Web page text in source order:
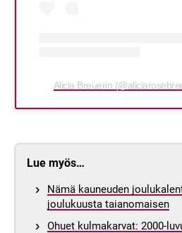
Alicia Breuerin
Lue myös…
Nämä kauneuden
joulukuusta taianomaisen
Ohuet kulmakarvat: 2000-